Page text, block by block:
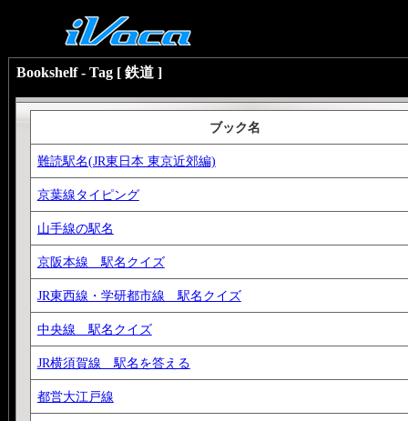
Bookshelf - Tag [ 鉄道 ]
ブック名
難読駅名(JR東日本 東京近郊編)
京葉線タイピング
山手線の駅名
京阪本線 駅名クイズ
JR東西線・学研都市線 駅名クイズ
中央線 駅名クイズ
JR横須賀線 駅名を答える
都営大江戸線